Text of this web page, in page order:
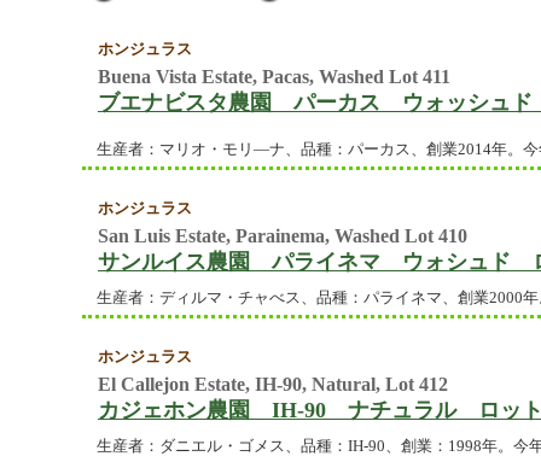
ホンジュラス
Buena Vista Estate, Pacas, Washed Lot 411
ブエナビスタ農園 パーカス ウォッシュ
生産者：マリオ・モリ―ナ、品種：パーカス、創業2014年。
ホンジュラス
San Luis Estate, Parainema, Washed Lot 410
サンルイス農園 パライネマ ウォシュド
生産者：ディルマ・チャべス、品種：パライネマ、創業2000
ホンジュラス
El Callejon Estate, IH-90, Natural, Lot 412
カジェホン農園 IH-90 ナチュラル ロット
生産者：ダニエル・ゴメス、品種：IH-90、創業：1998年。